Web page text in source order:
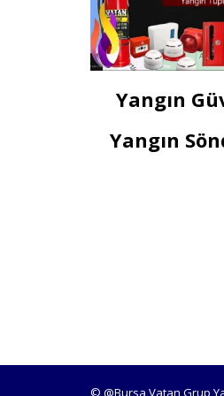
Yangın
Yangın
© @Bursa Vatan Grup